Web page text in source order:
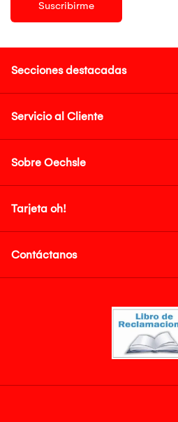
Suscribirme
Secciones destacadas
Servicio al Cliente
Sobre Oechsle
Tarjeta oh!
Contáctanos